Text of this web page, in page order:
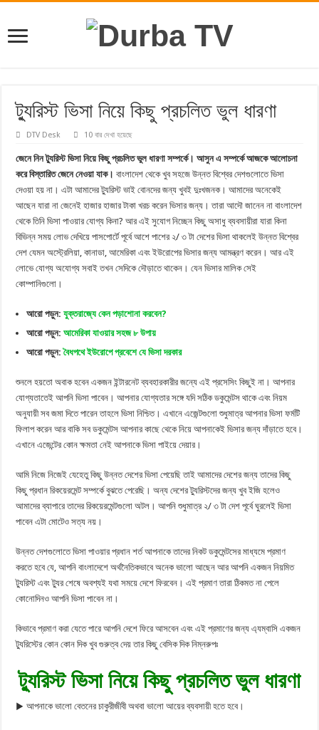
ট্যুরিস্ট ভিসা নিয়ে কিছু প্রচলিত ভুল ধারণা
DTV Desk 10 বার দেখা হয়েছে
জেনে নিন ট্যুরিস্ট ভিসা নিয়ে কিছু প্রচলিত ভুল ধারণা সম্পর্কে। আসুন এ সম্পর্কে আজকে আলোচনা
করে বিস্তারিত জেনে নেওয়া যাক। বাংলাদেশ থেকে খুব সহজে উন্নত বিশ্বের দেশগুলোতে ভিসা
দেওয়া হয় না। এটা আমাদের ট্যুরিস্ট ভাই বোনদের জন্য খুবই দুঃখজনক। আমাদের অনেকেই
আছেন যারা না জেনেই হাজার হাজার টাকা খরচ করেন ভিসার জন্য। তারা আদৌ জানেন না বাংলাদেশ
থেকে তিনি ভিসা পাওয়ার যোগ্য কিনা? আর এই সুযোগ নিচ্ছেন কিছু অসাধু ব্যবসায়ীরা যারা কিনা
বিভিন্ন সময় লোভ দেখিয়ে পাসপোর্টে পূর্বে আশে পাশের ২/ ৩ টা দেশের ভিসা থাকলেই উন্নত বিশ্বের
দেশ যেমন অস্ট্রেলিয়া, কানাডা, আমেরিকা এবং ইউরোপের ভিসার জন্য আমন্ত্রণ করেন। আর এই
লোভে যোগ্য অযোগ্য সবাই তখন সেদিকে দৌড়াতে থাকেন। যেন ভিসার মালিক সেই
কোম্পানিগুলো।
আরো পড়ুন:যুক্তরাজ্যে কেন পড়াশোনা করবেন?
আরো পড়ুন:আমেরিকা যাওয়ার সহজ ৮ উপায়
আরো পড়ুন:বৈধপথে ইউরোপে প্রবেশে যে ভিসা দরকার
শুনলে হয়তো অবাক হবেন একজন ইন্টারনেট ব্যবহারকারীর জন্যে এই প্রসেসিং কিছুই না। আপনার
যোগ্যতাতেই আপনি ভিসা পাবেন। আপনার যোগ্যতার সঙ্গে যদি সঠিক ডকুমেন্টস থাকে এবং নিয়ম
অনুযায়ী সব জমা দিতে পারেন তাহলে ভিসা নিশ্চিত। এখানে এজেন্টগুলো শুধুমাত্র আপনার ভিসা ফর্মটি
ফিলাপ করেন আর বাকি সব ডকুমেন্টস আপনার কাছে থেকে নিয়ে আপনাকেই ভিসার জন্য দাঁড়াতে হবে।
এখানে এজেন্টের কোন ক্ষমতা নেই আপনাকে ভিসা পাইয়ে দেয়ার।
আমি নিজে নিজেই যেহেতু কিছু উন্নত দেশের ভিসা পেয়েছি তাই আমাদের দেশের জন্য তাদের কিছু
কিছু প্রধান রিকয়েরমেন্ট সম্পর্কে বুঝতে পেরেছি। অন্য দেশের ট্যুরিস্টদের জন্য খুব ইজি হলেও
আমাদের ব্যাপারে তাদের রিকয়েরমেন্টগুলো অটল। আপনি শুধুমাত্র ২/ ৩ টা দেশ পূর্বে ঘুরলেই ভিসা
পাবেন এটা মোটেও সত্য নয়।
উন্নত দেশগুলোতে ভিসা পাওয়ার প্রধান শর্ত আপনাকে তাদের নিকট ডকুমেন্টসের মাধ্যমে প্রমাণ
করতে হবে যে, আপনি বাংলাদেশে অর্থনৈতিকভাবে অনেক ভালো আছেন আর আপনি একজন নিয়মিত
ট্যুরিস্ট এবং ট্যুর শেষে অবশ্যই যথা সময়ে দেশে ফিরবেন। এই প্রমাণ তারা ঠিকমত না পেলে
কোনোদিনও আপনি ভিসা পাবেন না।
কিভাবে প্রমাণ করা যেতে পারে আপনি দেশে ফিরে আসবেন এবং এই প্রমাণের জন্য এ্যম্বাসি একজন
ট্যুরিস্টের কোন কোন দিক খুব গুরুত্ব দেয় তার কিছু বেসিক দিক নিম্নরুপঃ
ট্যুরিস্ট ভিসা নিয়ে কিছু প্রচলিত ভুল ধারণা
▶ আপনাকে ভালো বেতনের চাকুরীজীবী অথবা ভালো আয়ের ব্যবসায়ী হতে হবে।